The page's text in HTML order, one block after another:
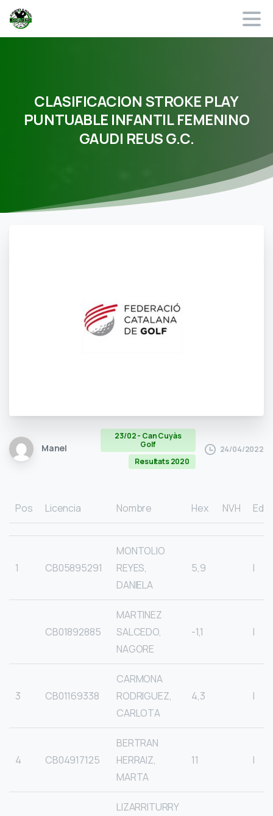
CLASIFICACION STROKE PLAY
PUNTUABLE INFANTIL FEMENINO
GAUDI REUSG.C.
Manel
23/02 - Can Cuyàs
Golf
Resultats 2020
24/04/2022
Pos Licencia Nombre Hex NVH
1 CB05895291
MONTOLIO
REYES,
DANIELA
5,9 I
CB01892885
MARTINEZ
SALCEDO,
NAGORE
-1,1 I
3 CB01169338
CARMONA
RODRIGUEZ,
CARLOTA
4,3 I
4 CB04917125
BERTRAN
HERRAIZ,
MARTA
11 I
LIZARRITURRY